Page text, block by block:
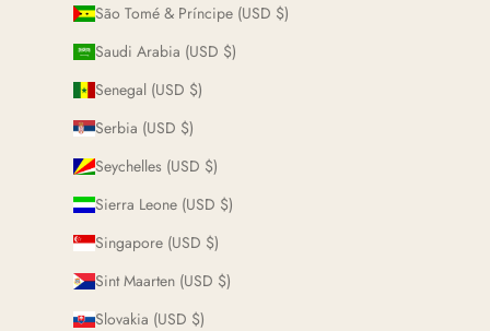
São Tomé & Príncipe (USD $)
Saudi Arabia (USD $)
Senegal (USD $)
Serbia (USD $)
Seychelles (USD $)
Sierra Leone (USD $)
Singapore (USD $)
Sint Maarten (USD $)
Slovakia (USD $)